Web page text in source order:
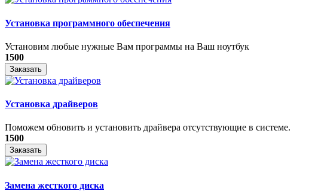
Установка программного обеспечения
Установим любые нужные Вам программы на Ваш ноутбук
1500
Заказать
Установка драйверов
Поможем обновить и установить драйвера отсутствующие в системе.
1500
Заказать
Замена жесткого диска